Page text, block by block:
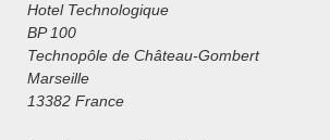
Hotel Technologique
BP 100
Technopôle de Château-Gombert
Marseille
13382 France